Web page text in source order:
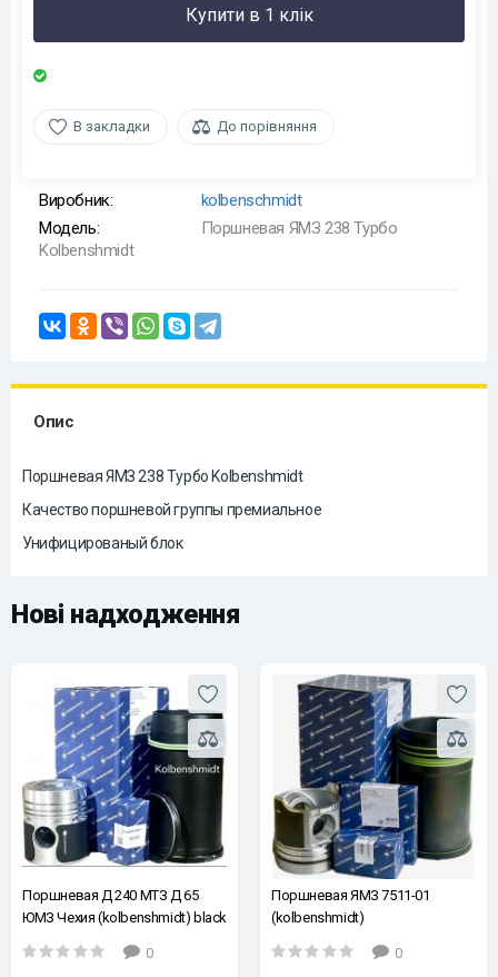
Купити в 1 клік
В закладки До порівняння
Виробник:
kolbenschmidt
Модель:
Поршневая ЯМЗ 238 Турбо
Kolbenshmidt
Опис
Поршневая ЯМЗ 238 Турбо Kolbenshmidt
Качество поршневой группы премиальное
Унифицированый блок
Нові надходження
Поршневая Д 240 МТЗ Д 65
ЮМЗ Чехия (kolbenshmidt) black
edition
0
Поршневая ЯМЗ 7511-01
(kolbenshmidt)
0